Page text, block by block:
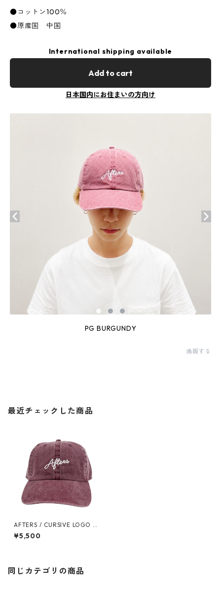
●コットン100％
●原産国 中国
International shipping available
Add to cart
日本国内にお住まいの方向け
PG BURGUNDY
通報する
最近チェックした商品
AFTERS / CURSIVE LOGO CA
P
¥5,500
同じカテゴリの商品